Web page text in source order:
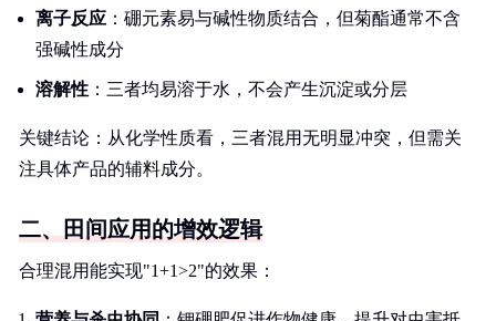
离子反应 ：硼元素易与碱性物质结合，但菊酯通常不含
强碱性成分
溶解性 ：三者均易溶于水，不会产生沉淀或分层
关键结论：从化学性质看，三者混用无明显冲突，但需关
注具体产品的辅料成分。
二、田间应用的增效逻辑
合理混用能实现"1+1>2"的效果：